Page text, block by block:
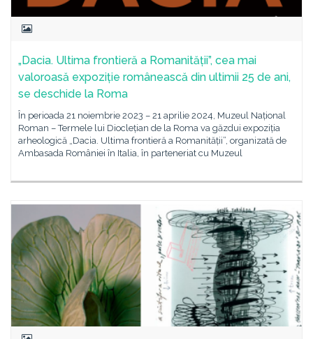
„Dacia. Ultima frontieră a Romanității”, cea mai
valoroasă expoziție românească din ultimii 25 de ani,
se deschide la Roma
În perioada 21 noiembrie 2023 – 21 aprilie 2024, Muzeul Național
Roman – Termele lui Dioclețian de la Roma va găzdui expoziția
arheologică „Dacia. Ultima frontieră a Romanității”, organizată de
Ambasada României în Italia, în parteneriat cu Muzeul